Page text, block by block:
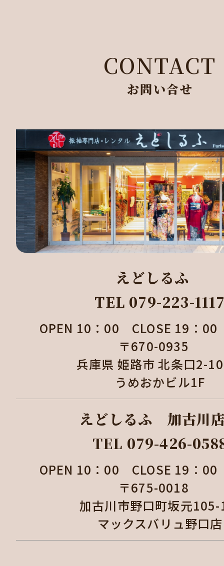
CONTACT
お問い合せ
えどしるふ
TEL 079-223-
OPEN 10：00 CLOSE 19：
〒670-0935
兵庫県 姫路市 北条口
うめおかビル1F
えどしるふ 加古
TEL 079-426-
OPEN 10：00 CLOSE 19：
〒675-0018
加古川市野口町坂元
マックスバリュ野口店